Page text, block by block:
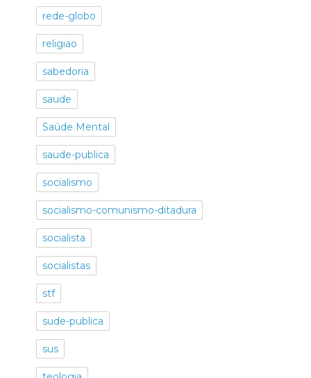
rede-globo
religiao
sabedoria
saude
Saúde Mental
saude-publica
socialismo
socialismo-comunismo-ditadura
socialista
socialistas
stf
sude-publica
sus